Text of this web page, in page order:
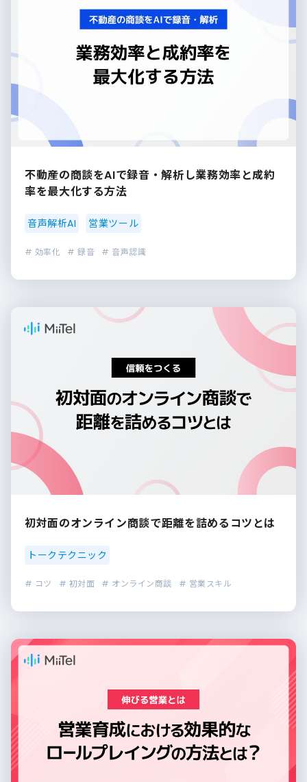
不動産の商談をAIで録音・解析し業務効率と成約
率を最大化する方法
音声解析AI 営業ツール
# 効率化 # 録音 # 音声認識
初対面のオンライン商談で距離を詰めるコツとは
トークテクニック
# コツ # 初対面 # オンライン商談 # 営業スキル